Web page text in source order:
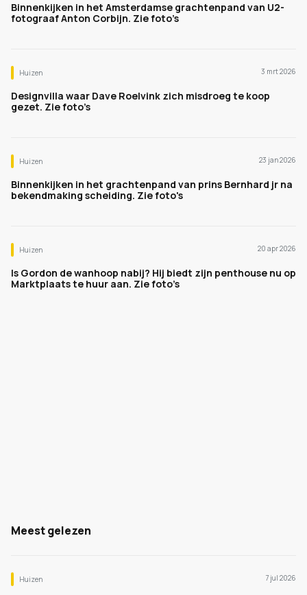
Binnenkijken in het Amsterdamse grachtenpand van U2-
fotograaf Anton Corbijn. Zie foto’s
Huizen 3 mrt 2026
Designvilla waar Dave Roelvink zich misdroeg te koop
gezet. Zie foto’s
Huizen 23 jan 2026
Binnenkijken in het grachtenpand van prins Bernhard jr na
bekendmaking scheiding. Zie foto's
Huizen 20 apr 2026
Is Gordon de wanhoop nabij? Hij biedt zijn penthouse nu op
Marktplaats te huur aan. Zie foto’s
Meest gelezen
Huizen 7 jul 2026